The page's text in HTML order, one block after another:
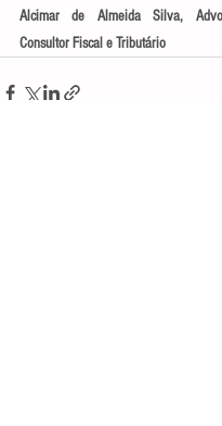
Alcimar de Almeida Silva,
Consultor Fiscal e Tributário